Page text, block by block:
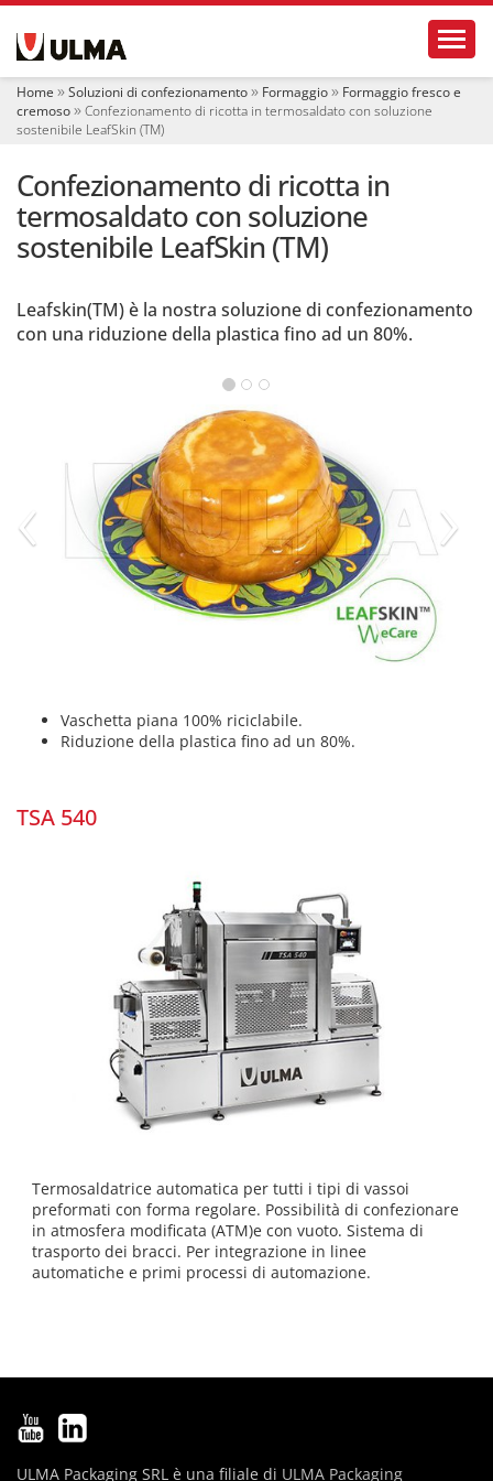
i
Home Soluzioni di confezionamento Formaggio
Formaggio fresco e
cremoso
Confezionamento di ricotta in termosaldato con soluzione
sostenibile LeafSkin (TM)
Confezionamento di ricotta in
termosaldato con soluzione
sostenibile LeafSkin (TM)
Leafskin(TM) è la nostra soluzione di confezionamento
con una riduzione della plastica fino ad un 80%.
‹ ›
Vaschetta piana 100% riciclabile.
Riduzione della plastica fino ad un 80%.
TSA 540
Termosaldatrice automatica per tutti i tipi di vassoi
preformati con forma regolare. Possibilità di confezionare
in atmosfera modificata (ATM)e con vuoto. Sistema di
trasporto dei bracci. Per integrazione in linee
automatiche e primi processi di automazione.
ULMA Packaging SRL è una filiale di ULMA Packaging